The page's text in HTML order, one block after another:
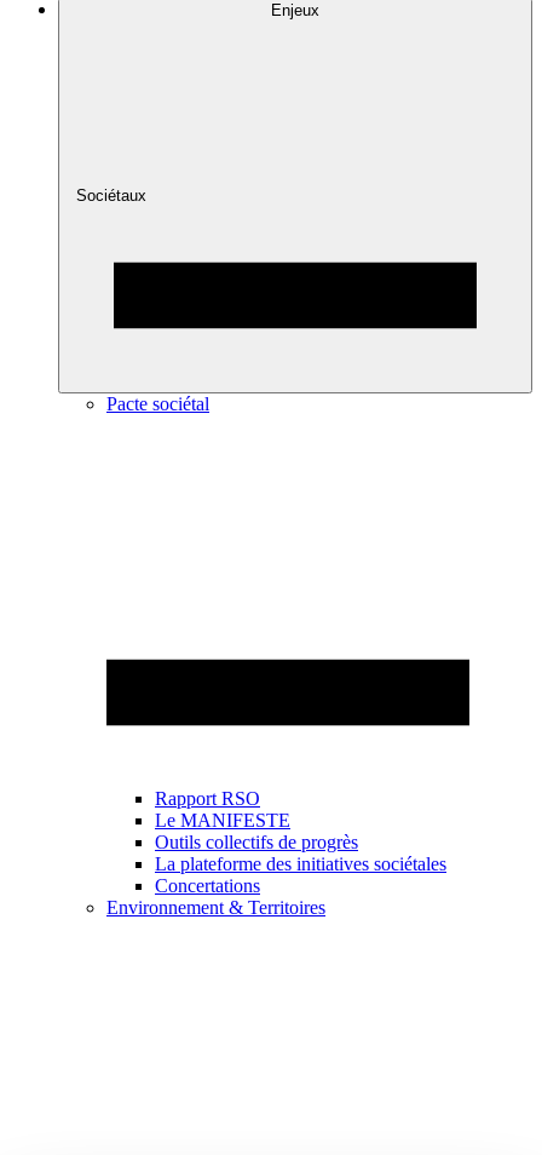
Enjeux
Sociétaux
Pacte sociétal
Rapport RSO
Le MANIFESTE
Outils collectifs de progrès
La plateforme des initiatives sociétales
Concertations
Environnement & Territoires